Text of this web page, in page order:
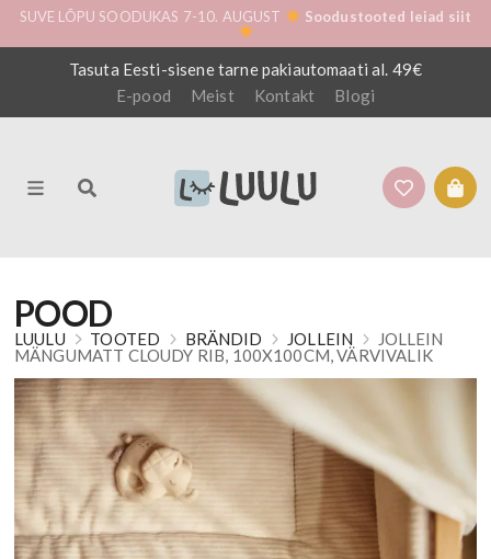
SUVE LÕPU SOODUKAS 7-10. AUGUST Soodustooted leiad siit
Tasuta Eesti-sisene tarne pakiautomaati al. 49€
E-pood
Meist Kontakt Blogi
POOD
LUULU TOOTED BRÄNDID JOLLEIN
JOLLEIN
MÄNGUMATT CLOUDY RIB, 100X100CM, VÄRVIVALIK